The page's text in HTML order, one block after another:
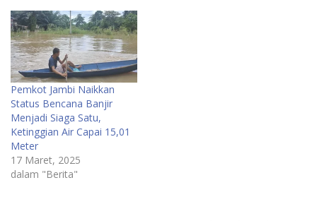
Pemkot Jambi Naikkan
Status Bencana Banjir
Menjadi Siaga Satu,
Ketinggian Air Capai 15,01
Meter
17 Maret, 2025
dalam "Berita"